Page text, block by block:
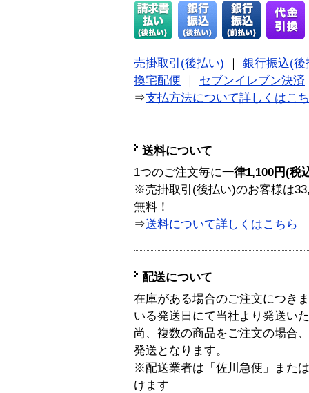
売掛取引(後払い)
銀行振込(後
換宅配便
セブンイレブン決済
⇒支払方法について詳しくはこ
送料について
1つのご注文毎に一律1,100円(税
※売掛取引(後払い)のお客様は
無料！
⇒送料について詳しくはこちら
配送について
在庫がある場合のご注文につき
いる発送日にて当社より発送い
尚、複数の商品をご注文の場合
発送となります。
※配送業者は「佐川急便」また
けます